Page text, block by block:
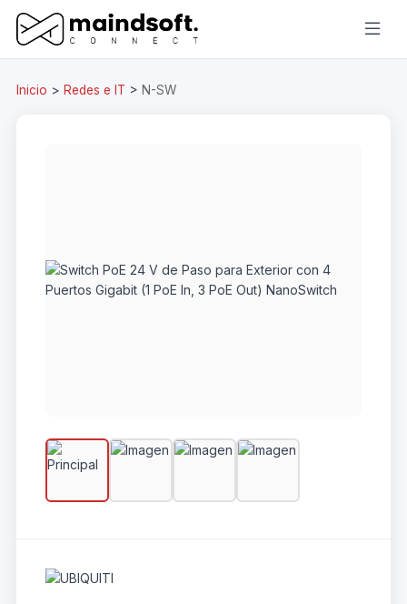
Inicio > Redes e IT > N-SW